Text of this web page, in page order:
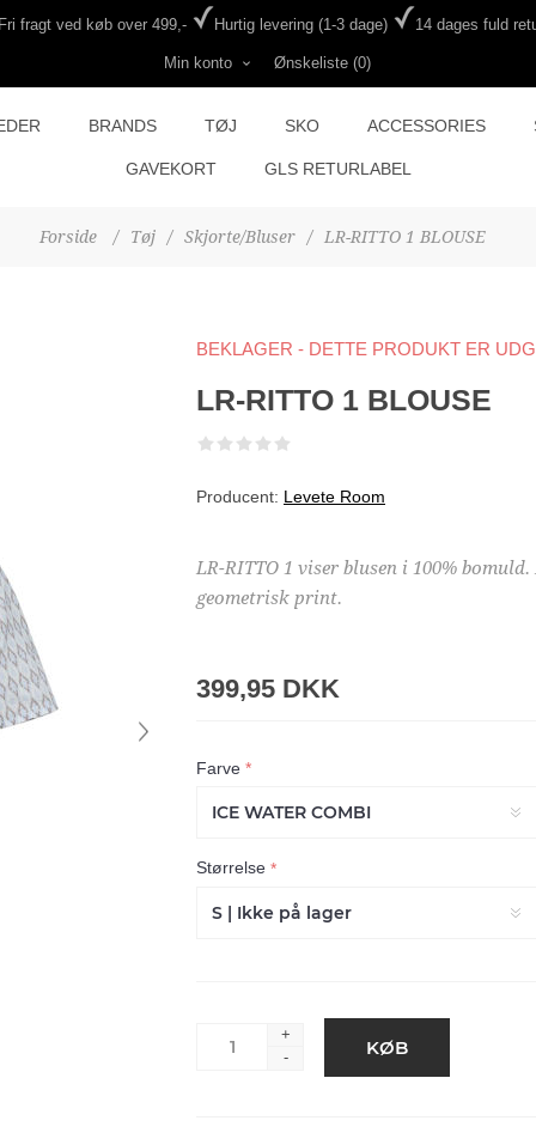
fragt ved køb over 499,- Hurtig levering (1-3 dage) 14 dages fuld
Min konto Ønskeliste (0)
BRANDS TØJ SKO ACCESSORIES
GAVEKORT GLS RETURLABEL
Forside / Tøj / Skjorte/Bluser / LR-RITTO 1 BLOUSE
BEKLAGER - DETTE PRODUKT ER
LR-RITTO 1 BLOUSE
Producent: Levete Room
LR-RITTO 1 viser blusen i 100%
geometrisk print.
399,95 DKK
Farve *
Størrelse *
+
-